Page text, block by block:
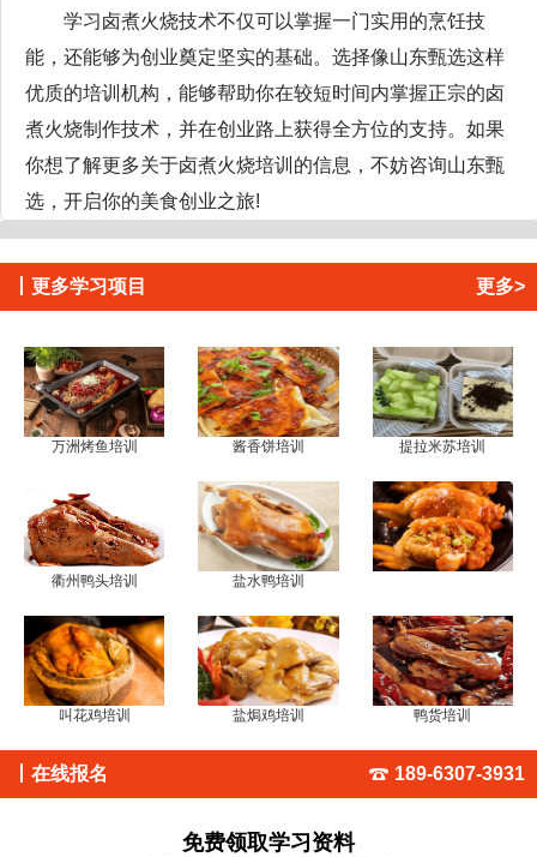
学习卤煮火烧技术不仅可以掌握一门实用的烹饪技
能，还能够为创业奠定坚实的基础。选择像山东甄选这样
优质的培训机构，能够帮助你在较短时间内掌握正宗的卤
煮火烧制作技术，并在创业路上获得全方位的支持。如果
你想了解更多关于卤煮火烧培训的信息，不妨咨询山东甄
选，开启你的美食创业之旅!
更多学习项目 更多>
万洲烤鱼培训 酱香饼培训 提拉米苏培训
衢州鸭头培训 盐水鸭培训
叫花鸡培训 盐焗鸡培训 鸭货培训
在线报名 189-6307-3931
免费领取学习资料